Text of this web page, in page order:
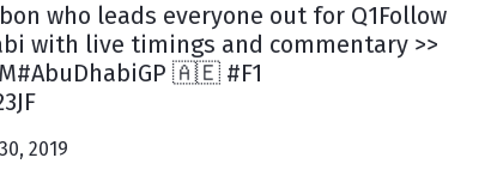
who leads everyone out for Q1Follow
with live timings and commentary >>
🇦🇪 #F1
2019